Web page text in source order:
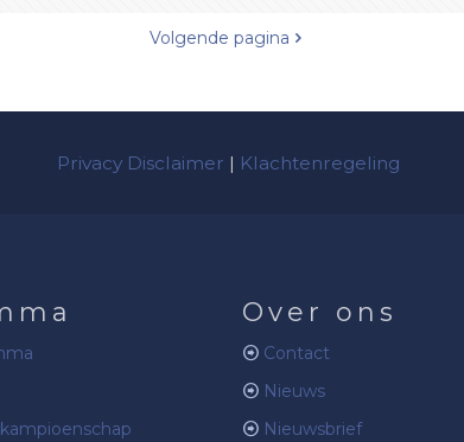
Volgende pagina
Privacy Disclaimer | Klachtenregeling
Over ons
Contact
Nieuws
Nieuwsbrief